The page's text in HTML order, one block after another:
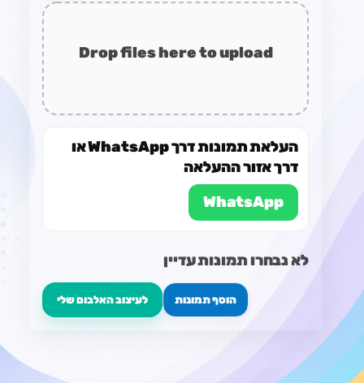
Drop files here to upload
העלאת תמונות דרך WhatsApp או
דרך אזור ההעלאה
WhatsApp
לא נבחרו תמונות עדיין
הוסף תמונות לעיצוב האלבום שלי